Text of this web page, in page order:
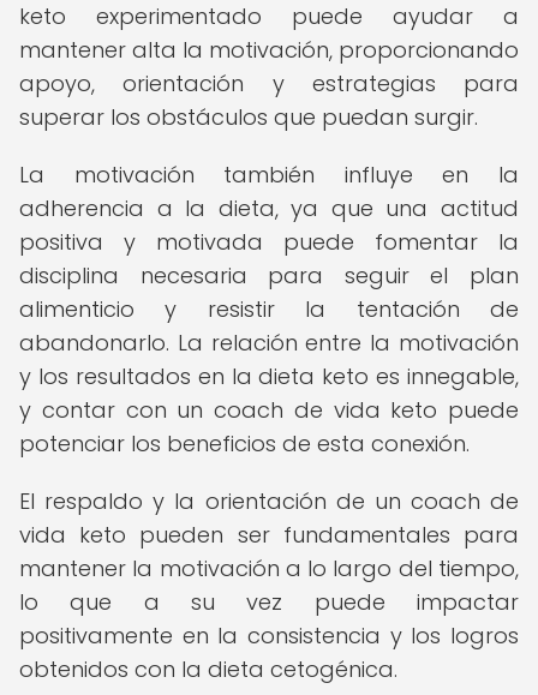
keto experimentado puede ayudar a
mantener alta la motivación, proporcionando
apoyo, orientación y estrategias para
superar los obstáculos que puedan surgir.
La motivación también influye en la
adherencia a la dieta, ya que una actitud
positiva y motivada puede fomentar la
disciplina necesaria para seguir el plan
alimenticio y resistir la tentación de
abandonarlo. La relación entre la motivación
y los resultados en la dieta keto es innegable,
y contar con un coach de vida keto puede
potenciar los beneficios de esta conexión.
El respaldo y la orientación de un coach de
vida keto pueden ser fundamentales para
mantener la motivación a lo largo del tiempo,
lo que a su vez puede impactar
positivamente en la consistencia y los logros
obtenidos con la dieta cetogénica.